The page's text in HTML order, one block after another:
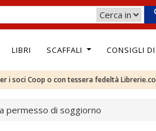
LIBRI SCAFFALI CONSIGLI
i soci Coop o con tessera fedeltà
permesso di soggiorno